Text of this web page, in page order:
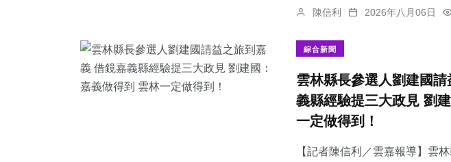
陳信利 2026年八月06日
綜合新聞
雲林縣長參選人劉建國
義縣經驗提三大政見 劉
一定做得到！
【記者陳信利／雲嘉報導】雲